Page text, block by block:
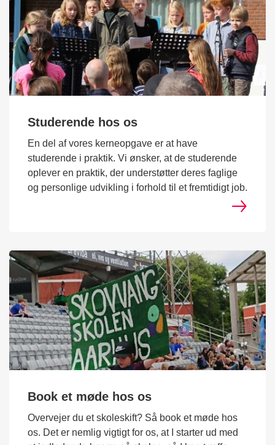
Studerende hos os
En del af vores kerneopgave er at have
studerende i praktik. Vi ønsker, at de studerende
oplever en praktik, der understøtter deres faglige
og personlige udvikling i forhold til et fremtidigt job.
Book et møde hos os
Overvejer du et skoleskift? Så book et møde hos
os. Det er nemlig vigtigt for os, at I starter ud med